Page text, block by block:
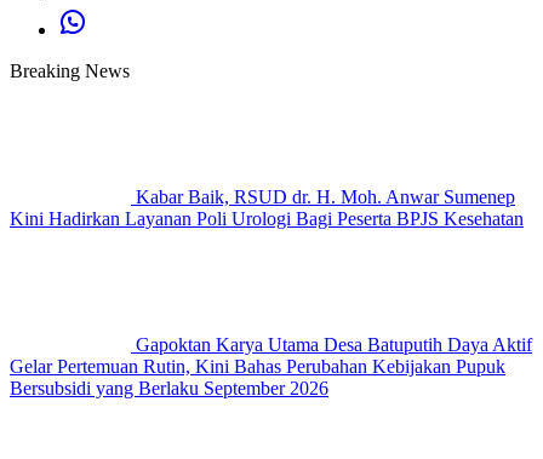
Breaking News
Kabar Baik, RSUD dr. H. Moh. Anwar Sumenep
Kini Hadirkan Layanan Poli Urologi Bagi Peserta BPJS Kesehatan
Gapoktan Karya Utama Desa Batuputih Daya Aktif
Gelar Pertemuan Rutin, Kini Bahas Perubahan Kebijakan Pupuk
Bersubsidi yang Berlaku September 2026